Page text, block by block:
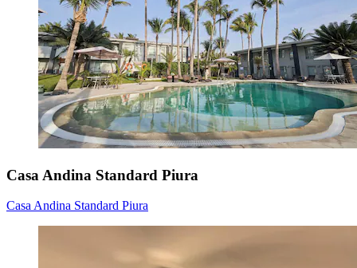
Casa Andina Standard Piura
Casa Andina Standard Piura